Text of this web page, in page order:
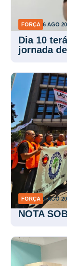
6 AGO
Dia 10
jornada
FORÇA 5 AGO
NOTA